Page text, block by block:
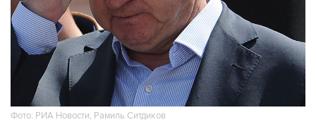
Фото: РИА Новости, Рамиль Ситдиков